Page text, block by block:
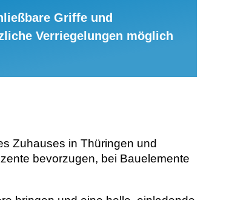
Griffe und
Verriegelungen möglich
Zuhauses in Thüringen und
bevorzugen, bei Bauelemente